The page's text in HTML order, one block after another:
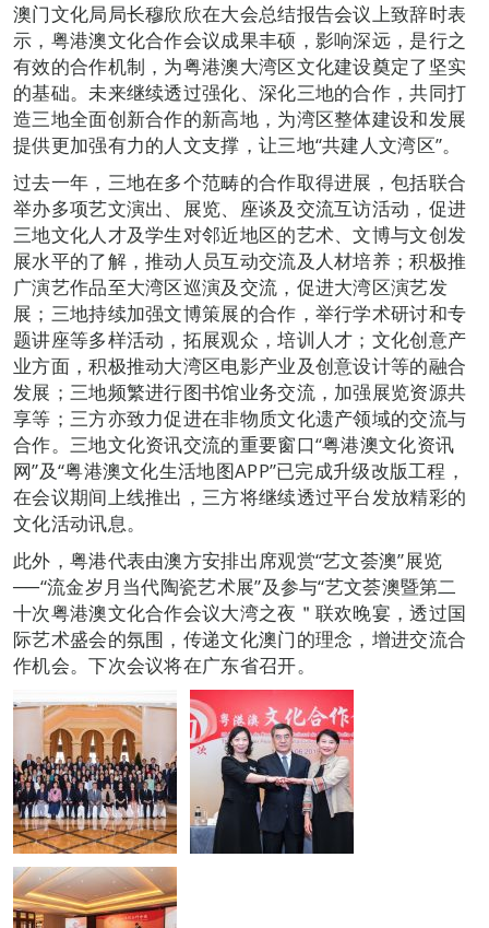
澳门文化局局长穆欣欣在大会总结报告会议上致辞时表
示，粤港澳文化合作会议成果丰硕，影响深远，是行之
有效的合作机制，为粤港澳大湾区文化建设奠定了坚实
的基础。未来继续透过强化、深化三地的合作，共同打
造三地全面创新合作的新高地，为湾区整体建设和发展
提供更加强有力的人文支撑，让三地“共建人文湾区”。
过去一年，三地在多个范畴的合作取得进展，包括联合
举办多项艺文演出、展览、座谈及交流互访活动，促进
三地文化人才及学生对邻近地区的艺术、文博与文创发
展水平的了解，推动人员互动交流及人材培养；积极推
广演艺作品至大湾区巡演及交流，促进大湾区演艺发
展；三地持续加强文博策展的合作，举行学术研讨和专
题讲座等多样活动，拓展观众，培训人才；文化创意产
业方面，积极推动大湾区电影产业及创意设计等的融合
发展；三地频繁进行图书馆业务交流，加强展览资源共
享等；三方亦致力促进在非物质文化遗产领域的交流与
合作。三地文化资讯交流的重要窗口“粤港澳文化资讯
网”及“粤港澳文化生活地图APP”已完成升级改版工程，
在会议期间上线推出，三方将继续透过平台发放精彩的
文化活动讯息。
此外，粤港代表由澳方安排出席观赏“艺文荟澳”展览
──“流金岁月当代陶瓷艺术展”及参与“艺文荟澳暨第二
十次粤港澳文化合作会议大湾之夜＂联欢晚宴，透过国
际艺术盛会的氛围，传递文化澳门的理念，增进交流合
作机会。下次会议将在广东省召开。